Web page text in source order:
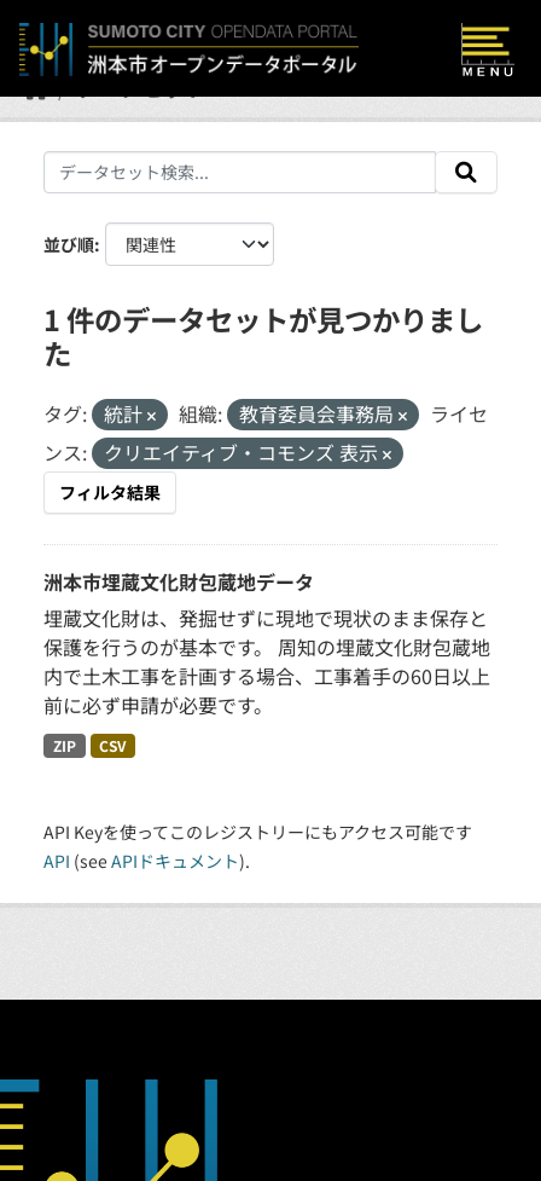
並び順
1 件のデータセットが見つかりまし
た
タグ: 統計 組織: 教育委員会事務局
ライセ
ンス:
クリエイティブ・コモンズ 表示
フィルタ結果
洲本市埋蔵文化財包蔵地データ
埋蔵文化財は、発掘せずに現地で現状のまま保存と
保護を行うのが基本です。 周知の埋蔵文化財包蔵地
内で土木工事を計画する場合、工事着手の60日以上
前に必ず申請が必要です。
ZIP CSV
API Keyを使ってこのレジストリーにもアクセス可能です
API (seeAPIドキュメント).